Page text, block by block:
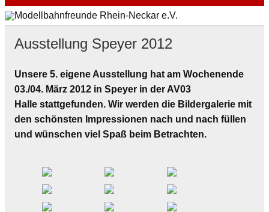
Ausstellung Speyer 2012
Unsere 5. eigene Ausstellung hat am Wochenende
03./04. März 2012 in Speyer in der AV03
Halle stattgefunden. Wir werden die Bildergalerie mit
den schönsten Impressionen nach und nach füllen
und wünschen viel Spaß beim Betrachten.